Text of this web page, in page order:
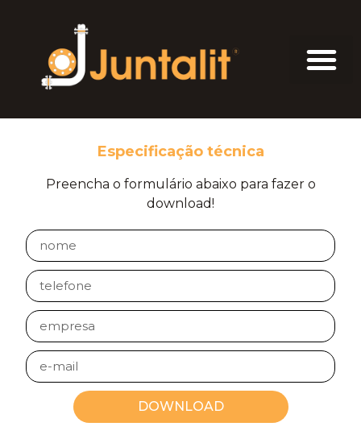
Especificação técnica
Preencha o formulário abaixo para fazer o
download!
DOWNLOAD